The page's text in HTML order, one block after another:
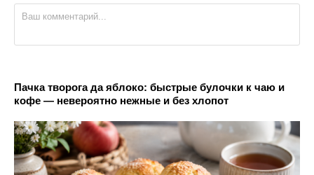
Пачка творога да яблоко: быстрые булочки к чаю и
кофе — невероятно нежные и без хлопот